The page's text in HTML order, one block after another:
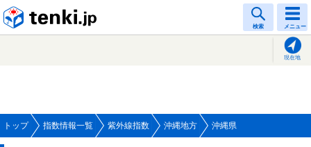
検索 メニュー
現在地
トップ 指数情報一覧 紫外線指数 沖縄地方 沖縄県